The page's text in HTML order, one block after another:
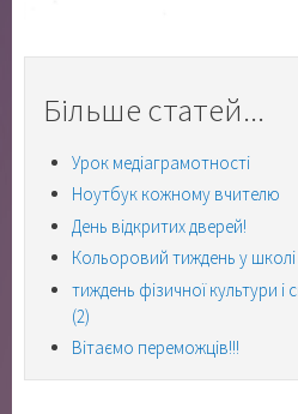
Більше статей...
Урок медіаграмотності
Ноутбук кожному вчителю
День відкритих дверей!
Кольоровий тиждень у школі
тиждень фізичної культури і
(2)
Вітаємо переможців!!!